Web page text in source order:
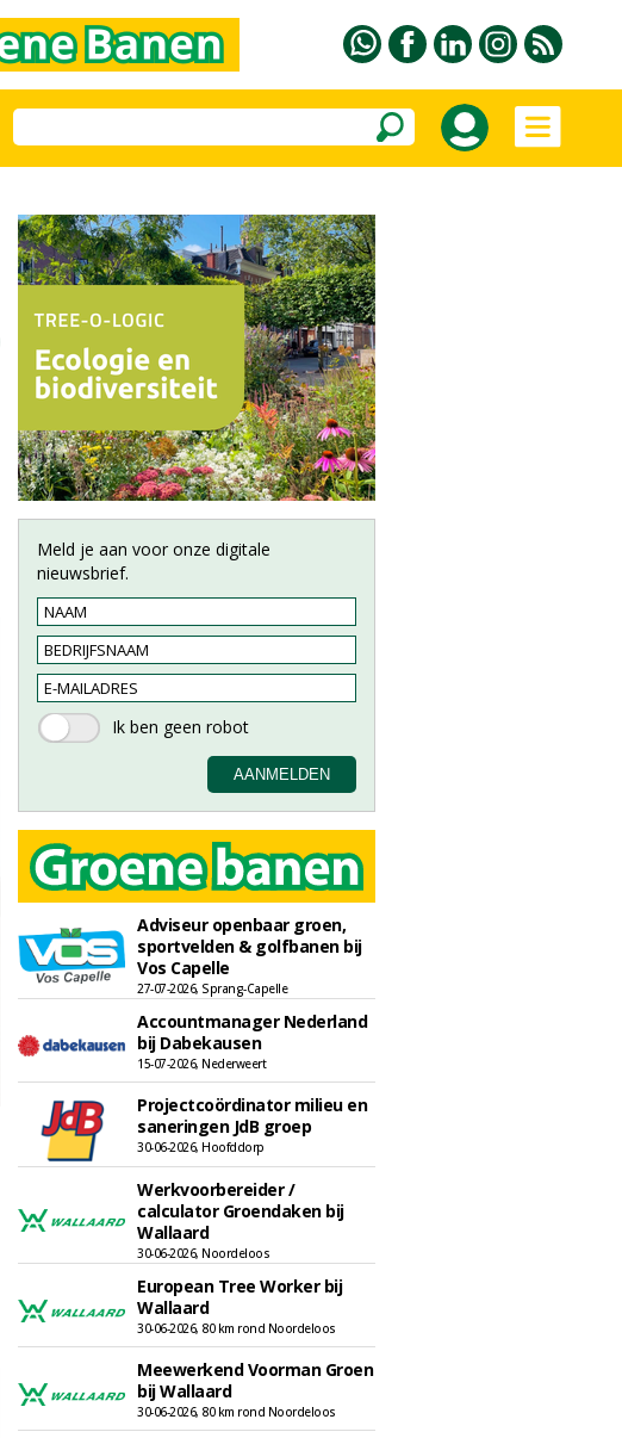
Meld je aan voor onze digitale
nieuwsbrief.
Adviseur openbaar groen,
sportvelden & golfbanen bij
Vos Capelle
27-07-2026, Sprang-Capelle
Accountmanager Nederland
bij Dabekausen
15-07-2026, Nederweert
Projectcoördinator milieu en
saneringen JdB groep
30-06-2026, Hoofddorp
Werkvoorbereider /
calculator Groendaken bij
Wallaard
30-06-2026, Noordeloos
European Tree Worker bij
Wallaard
30-06-2026, 80 km rond Noordeloos
Meewerkend Voorman Groen
bij Wallaard
30-06-2026, 80 km rond Noordeloos